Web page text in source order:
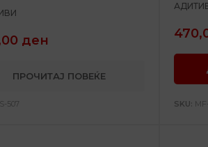
ден
ПРОЧИТАЈ ПОВЕЌЕ
507 SKU: